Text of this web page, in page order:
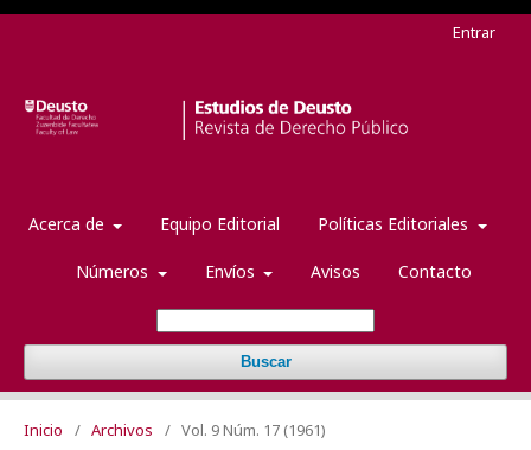
Acerca de Equipo Editorial Políticas Editoriales
Números Envíos Avisos Contacto
Buscar
Entrar
Inicio / Archivos / Vol. 9 Núm. 17 (1961)